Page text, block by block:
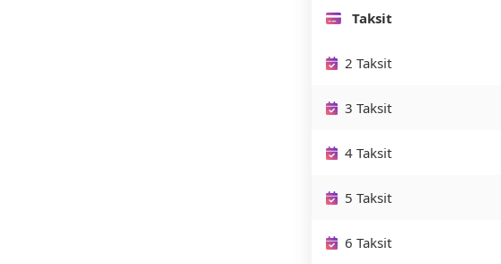
Taksit
2 Taksit
3 Taksit
4 Taksit
5 Taksit
6 Taksit